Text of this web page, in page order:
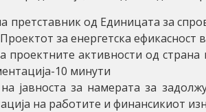
претставник од Единицата за
за енергетска ефикасност
проектните активности од
10 минути
јавноста за намерата за
на работите и финансикиот